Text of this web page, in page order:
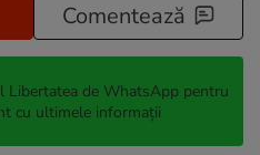
Comentează
Libertatea de WhatsApp pentru
cu ultimele informații